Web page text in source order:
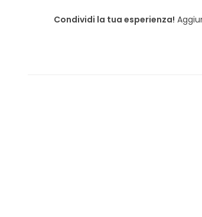
Condividi la tua esperienza!